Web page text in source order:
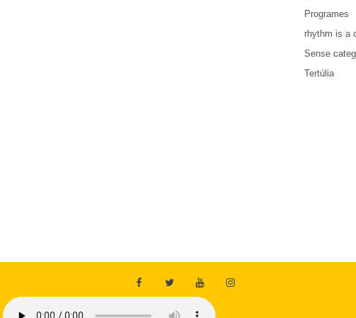
Programes
rhythm is a
Sense
Tertúlia